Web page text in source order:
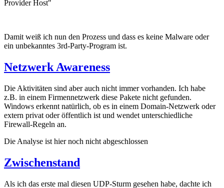
Provider Host"
Damit weiß ich nun den Prozess und dass es keine Malware oder
ein unbekanntes 3rd-Party-Program ist.
Netzwerk Awareness
Die Aktivitäten sind aber auch nicht immer vorhanden. Ich habe
z.B. in einem Firmennetzwerk diese Pakete nicht gefunden.
Windows erkennt natürlich, ob es in einem Domain-Netzwerk oder
extern privat oder öffentlich ist und wendet unterschiedliche
Firewall-Regeln an.
Die Analyse ist hier noch nicht abgeschlossen
Zwischenstand
Als ich das erste mal diesen UDP-Sturm gesehen habe, dachte ich